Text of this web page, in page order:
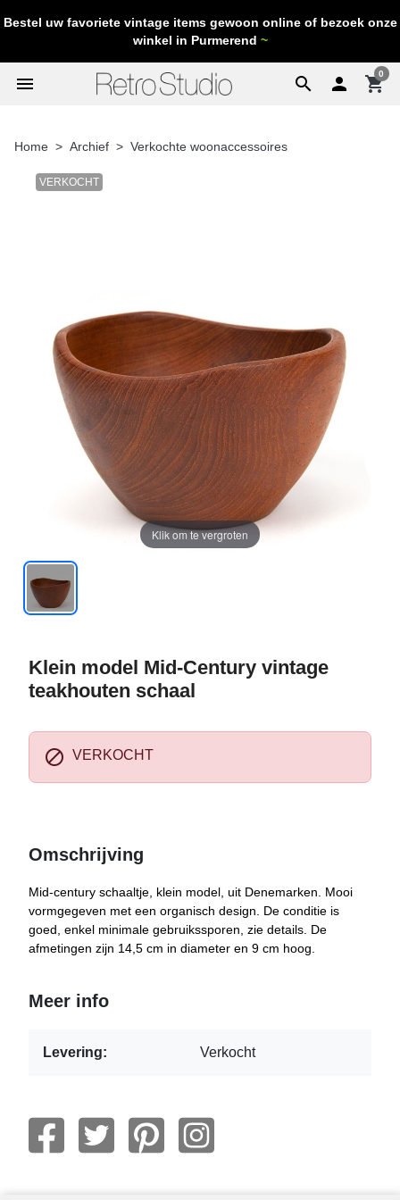
Bestel uw favoriete vintage items gewoon online of bezoek onze
winkel in Purmerend ~
search
menu  shopping_cart
0
Home Archief Verkochte woonaccessoires
VERKOCHT
Klik om te vergroten
Klein model Mid-Century vintage
teakhouten schaal
 VERKOCHT
Omschrijving
Mid-century schaaltje, klein model, uit Denemarken. Mooi
vormgegeven met een organisch design. De conditie is
goed, enkel minimale gebruikssporen, zie details. De
afmetingen zijn 14,5 cm in diameter en 9 cm hoog.
Meer info
Levering: Verkocht